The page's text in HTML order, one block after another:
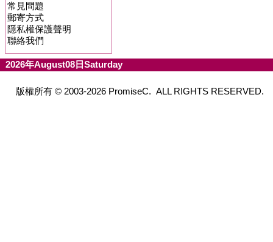
常見問題
郵寄方式
隱私權保護聲明
聯絡我們
2026年August08日Saturday
版權所有 © 2003-2026 PromiseC. ALL RIGHTS RESERVED.